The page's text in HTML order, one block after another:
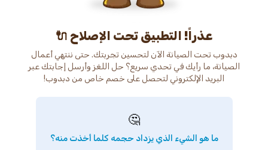
عذراً! التطبيق تحت الإصلاح 🔌
دبدوب تحت الصيانة الآن لتحسين تجربتك. حتى ننتهي أعمال
الصيانة، ما رأيك في تحدي سريع؟ حل اللغز وأرسل إجابتك عبر
البريد الإلكتروني لتحصل على خصم خاص من دبدوب!
🤔
ما هو الشيء الذي يزداد حجمه كلما أخذت منه؟